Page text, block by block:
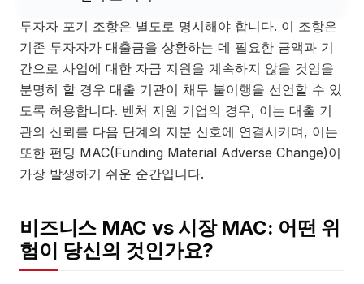
투자자 포기 조항은 별도로 명시해야 합니다. 이 조항은
기존 투자자가 대출금을 상환하는 데 필요한 금액과 기
간으로 사업에 대한 자금 지원을 계속하지 않을 것임을
분명히 할 경우 대출 기관이 채무 불이행을 선언할 수 있
도록 허용합니다. 벤처 지원 기업의 경우, 이는 대출 기
관의 신뢰를 다음 단계의 지분 신호에 연결시키며, 이는
또한 펀딩 MAC(Funding Material Adverse Change)이
가장 발생하기 쉬운 순간입니다.
비즈니스 MAC vs 시장 MAC: 어떤 위
험이 당신의 것인가요?